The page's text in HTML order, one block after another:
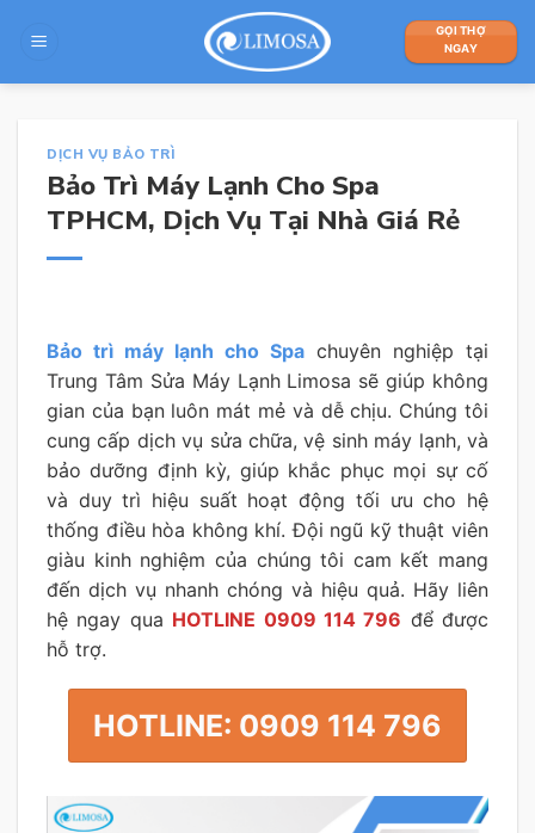
GỌI THỢ
NGAY
DỊCH VỤ BẢO TRÌ
Bảo Trì Máy Lạnh Cho Spa
TPHCM, Dịch Vụ Tại Nhà Giá Rẻ
Bảo trì máy lạnh cho Spa chuyên nghiệp tại
Trung Tâm Sửa Máy Lạnh Limosa sẽ giúp không
gian của bạn luôn mát mẻ và dễ chịu. Chúng tôi
cung cấp dịch vụ sửa chữa, vệ sinh máy lạnh, và
bảo dưỡng định kỳ, giúp khắc phục mọi sự cố
và duy trì hiệu suất hoạt động tối ưu cho hệ
thống điều hòa không khí. Đội ngũ kỹ thuật viên
giàu kinh nghiệm của chúng tôi cam kết mang
đến dịch vụ nhanh chóng và hiệu quả. Hãy liên
hệ ngay qua HOTLINE 0909 114 796 để được
hỗ trợ.
HOTLINE: 0909 114 796